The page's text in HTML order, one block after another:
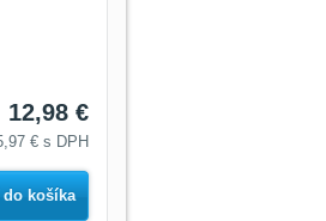
12,98 €
€ s DPH
košíka